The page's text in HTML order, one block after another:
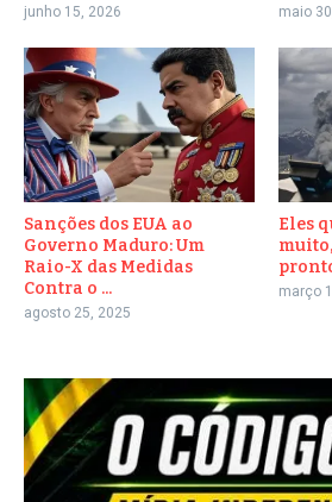
junho 15, 2026 maio
Sanções dos EUA ao
Governo Maduro: Um
Raio-X das Medidas
Contra o ...
agosto 25, 2025
Eles
março